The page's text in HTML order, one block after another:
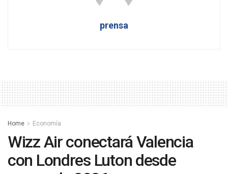
prensa
Home Economía
Wizz Air conectará Valencia
con Londres Luton desde